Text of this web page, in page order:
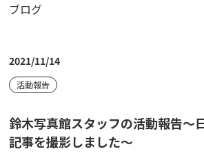
ブログ
2021/11/14
活動報告
鈴木写真館スタッフの活動報告〜
記事を撮影しました〜